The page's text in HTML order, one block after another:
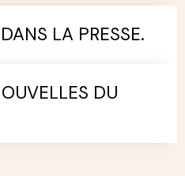
LA PRESSE.
DU